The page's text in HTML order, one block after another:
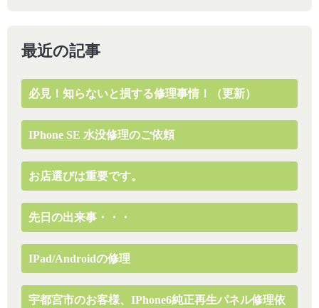
最近の記事
必見！知らないと損する修理事情！（更新）
IPhone SE 水没修理のご依頼
お店選びは重要です。
先日の出来事・・・
IPad/Androidの修理
宇都宮市のお客様、iPhone6純正再生パネル修理依